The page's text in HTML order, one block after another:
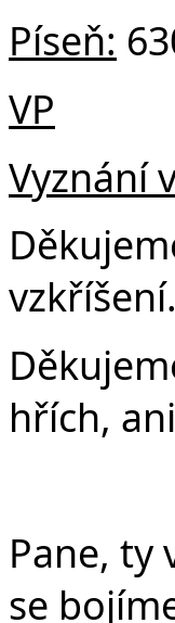
Píseň:
VP
Vyznání
vzkříšení.
hřích,
Pane, ty
se